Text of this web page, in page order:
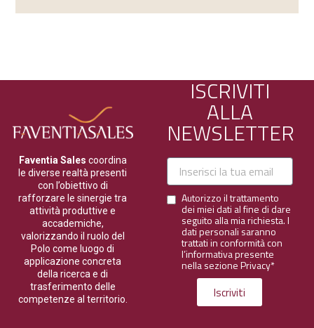
Faventia Sales coordina
le diverse realtà presenti
con l’obiettivo di
rafforzare le sinergie tra
attività produttive e
accademiche,
valorizzando il ruolo del
Polo come luogo di
applicazione concreta
della ricerca e di
trasferimento delle
competenze al territorio.
ISCRIVITI
ALLA
NEWSLETTER
Email
EmailAutorizzo il trattamento
dei miei dati al fine di dare
seguito alla mia richiesta. I
dati personali saranno
trattati in conformità con
l’informativa presente
nella sezionePrivacy*
Iscriviti